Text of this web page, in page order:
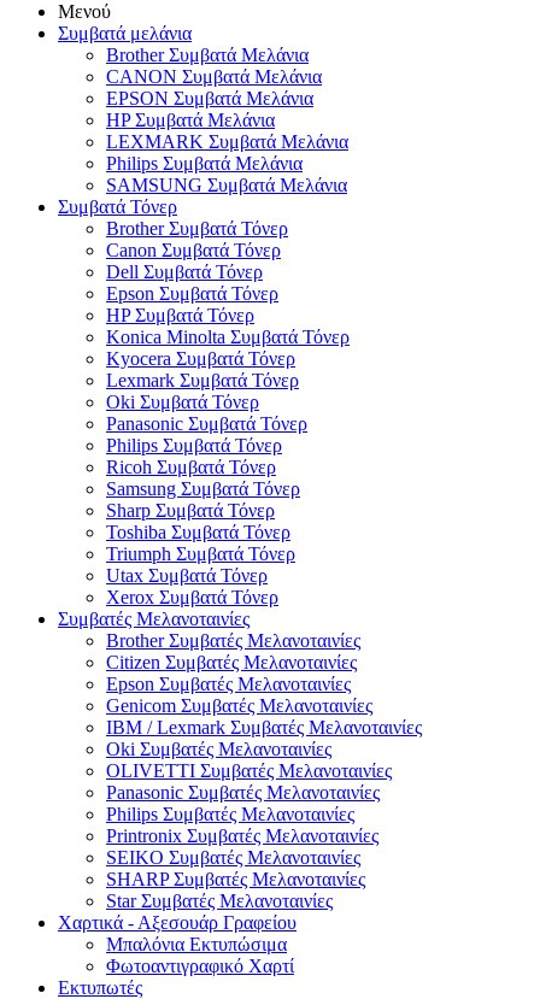
Μενού
Συμβατά μελάνια
Brother Συμβατά Μελάνια
CANON Συμβατά Μελάνια
EPSON Συμβατά Μελάνια
HP Συμβατά Μελάνια
LEXMARK Συμβατά Μελάνια
Philips Συμβατά Μελάνια
SAMSUNG Συμβατά Μελάνια
Συμβατά Τόνερ
Brother Συμβατά Τόνερ
Canon Συμβατά Τόνερ
Dell Συμβατά Τόνερ
Epson Συμβατά Τόνερ
HP Συμβατά Τόνερ
Konica Minolta Συμβατά Τόνερ
Kyocera Συμβατά Τόνερ
Lexmark Συμβατά Τόνερ
Oki Συμβατά Τόνερ
Panasonic Συμβατά Τόνερ
Philips Συμβατά Τόνερ
Ricoh Συμβατά Τόνερ
Samsung Συμβατά Τόνερ
Sharp Συμβατά Τόνερ
Toshiba Συμβατά Τόνερ
Triumph Συμβατά Τόνερ
Utax Συμβατά Τόνερ
Xerox Συμβατά Τόνερ
Συμβατές Μελανοταινίες
Brother Συμβατές Μελανοταινίες
Citizen Συμβατές Μελανοταινίες
Epson Συμβατές Μελανοταινίες
Genicom Συμβατές Μελανοταινίες
IBM / Lexmark Συμβατές Μελανοταινίες
Oki Συμβατές Μελανοταινίες
OLIVETTI Συμβατές Μελανοταινίες
Panasonic Συμβατές Μελανοταινίες
Philips Συμβατές Μελανοταινίες
Printronix Συμβατές Μελανοταινίες
SEIKO Συμβατές Μελανοταινίες
SHARP Συμβατές Μελανοταινίες
Star Συμβατές Μελανοταινίες
Χαρτικά - Αξεσουάρ Γραφείου
Μπαλόνια Εκτυπώσιμα
Φωτοαντιγραφικό Χαρτί
Εκτυπωτές